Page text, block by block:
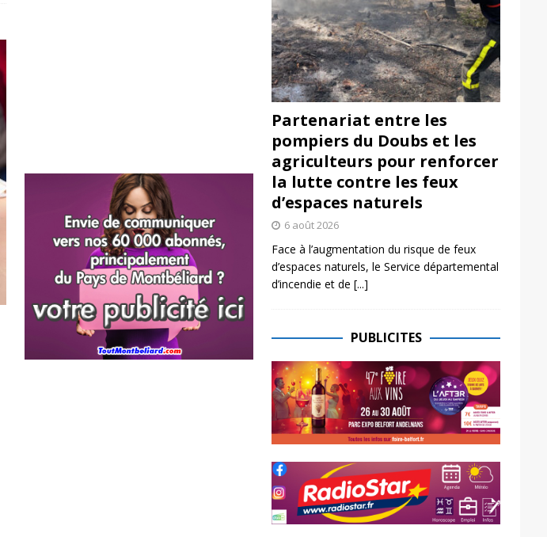
Partenariat entre les
pompiers du Doubs et les
agriculteurs pour renforcer
la lutte contre les feux
d’espaces naturels
6 août 2026
Face à l’augmentation du risque de feux
d’espaces naturels, le Service départemental
d’incendie et de [...]
PUBLICITES